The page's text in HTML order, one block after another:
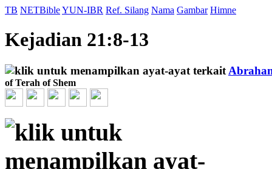
TB NETBibleYUN-IBR Ref. Silang Nama Gambar Himne
Kejadian 21:8-13
of Terah of Shem